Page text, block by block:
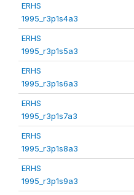
ERHS
1995_r3p1s4a3
ERHS
1995_r3p1s5a3
ERHS
1995_r3p1s6a3
ERHS
1995_r3p1s7a3
ERHS
1995_r3p1s8a3
ERHS
1995_r3p1s9a3